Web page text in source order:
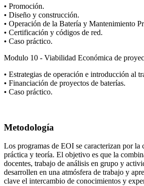
• Promoción.
• Diseño y construcción.
• Operación de la Batería y Mantenimiento
• Certificación y códigos de red.
• Caso práctico.
Modulo 10 - Viabilidad Económica de
• Estrategias de operación e introducción al
• Financiación de proyectos de baterías.
• Caso práctico.
Metodología
Los programas de EOI se caracterizan por la
práctica y teoría. El objetivo es que la
docentes, trabajo de análisis en grupo y
desarrollen en una atmósfera de trabajo y
clave el intercambio de conocimientos y